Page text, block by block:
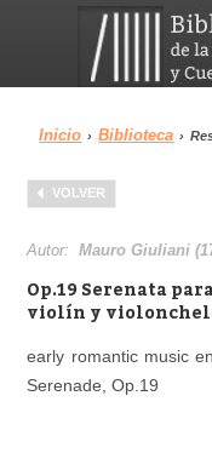
Menu
Biblioteca
Inicio › Biblioteca ›
VOLVER
Autor:Mauro Giuliani
Op.19 Serenata
violín y
early romantic music
Serenade, Op.19